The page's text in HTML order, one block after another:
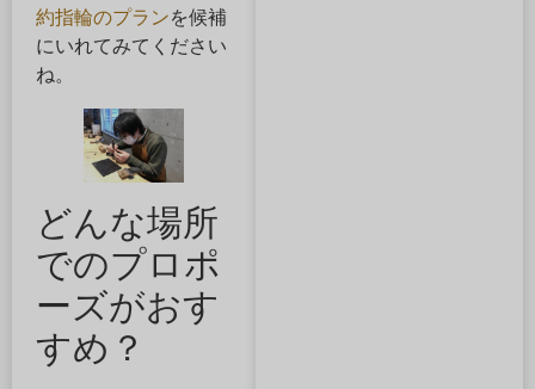
約指輪のプランを候補
にいれてみてください
ね。
どんな場所
でのプロポ
ーズがおす
すめ？